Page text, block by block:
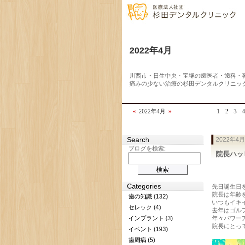
2022年4月
川西市・日生中央・宝塚の歯医者・歯科・
痛みの少ない治療の杉田デンタルクリニッ
« 2022年4月 » 1 2 3 4
2022年4
院長ハ
先日誕生日
院長は年齢
いつもイキ
去年はゴル
年々パワー
院長にとっ
Search
ブログを検索:
Categories
歯の知識 (132)
セレック (4)
インプラント (3)
イベント (193)
歯周病 (5)